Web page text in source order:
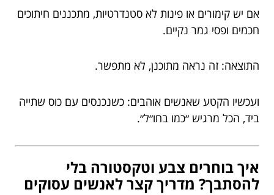
אם יש קימורים או פינות לא סטנדרטיות, מתכננים חיתוכים
חכמים ופסי גמר נקיים.
התוצאה: זה נראה מתוכנן, לא מתפשר.
ועכשיו הקטע שאנשים אוהבים: כשנכנסים עם כוס שתייה
ביד, הכל מרגיש ״כמו בחו״ל״.
איך בוחרים צבע וטקסטורה בלי
להסתבך? מדריך קצר לאנשים עסוקים